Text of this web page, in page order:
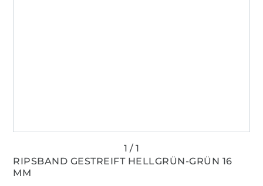
RIPSBAND GESTREIFT HELLGRÜN-GRÜN 16
MM